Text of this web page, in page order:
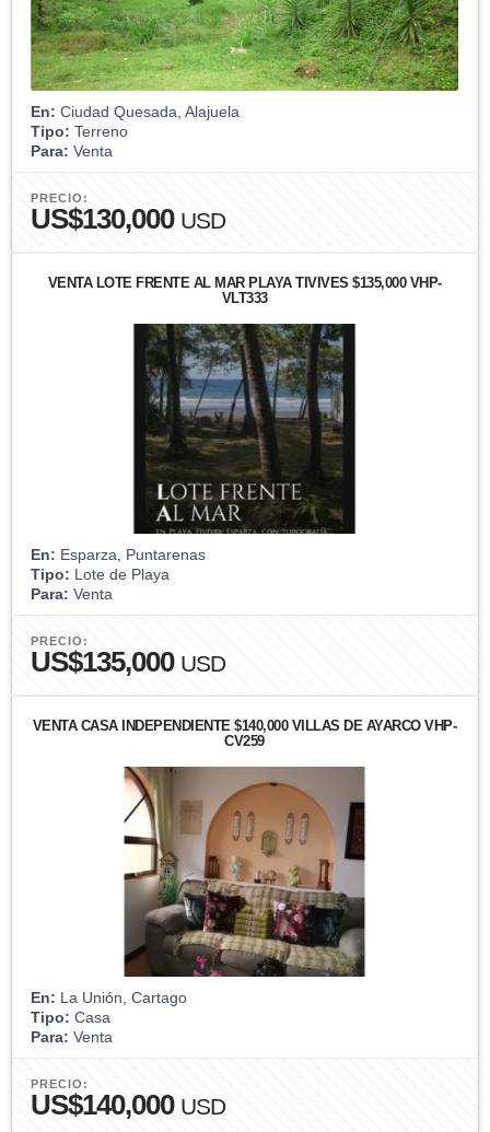
En: Ciudad Quesada, Alajuela
Tipo: Terreno
Para: Venta
PRECIO:
US$130,000 USD
VENTA LOTE FRENTE AL MAR PLAYA TIVIVES $135,000 VHP-
VLT333
En: Esparza, Puntarenas
Tipo: Lote de Playa
Para: Venta
PRECIO:
US$135,000 USD
VENTA CASA INDEPENDIENTE $140,000 VILLAS DE AYARCO VHP-
CV259
En: La Unión, Cartago
Tipo: Casa
Para: Venta
PRECIO:
US$140,000 USD